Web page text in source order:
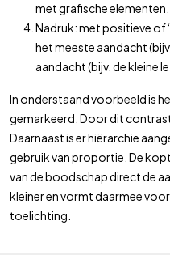
met grafische elementen.
Nadruk: met positieve of
het meeste aandacht
aandacht (bijv. de kleine
In onderstaand voorbeeld is
gemarkeerd. Door dit
Daarnaast is erhiërarchie
gebruik vanproportie . De
van de boodschap direct de
kleiner en vormt daarmee
toelichting.